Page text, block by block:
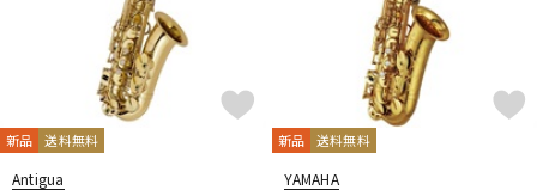
新品 送料無料
Antigua
新品 送料無料
YAMAHA